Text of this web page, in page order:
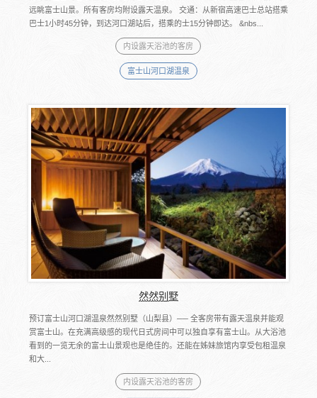
远眺富士山景。所有客房均附设露天温泉。 交通：从新宿高速巴士总站搭乘
巴士1小时45分钟，到达河口湖站后，搭乘的士15分钟即达。 &nbs...
内设露天浴池的客房
富士山河口湖温泉
然然别墅
预订富士山河口湖温泉然然别墅（山梨县）── 全客房带有露天温泉并能观
赏富士山。在充满高级感的现代日式房间中可以独自享有富士山。从大浴池
看到的一览无余的富士山景观也是绝佳的。还能在姊妹旅馆内享受包租温泉
和大...
内设露天浴池的客房